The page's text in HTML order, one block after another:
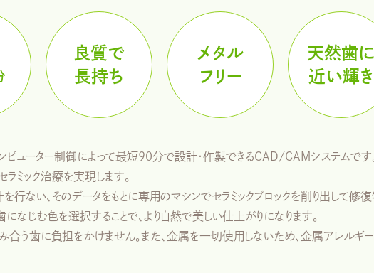
良質で
長持ち
メタル
フリー
天然歯に
近い輝き
コンピューター制御によって最短90分で設計・作製できるCAD/CAMシステム
ミック治療を実現します。
行ない、そのデータをもとに専用のマシンでセラミックブロックを削り出して修復
になじむ色を選択することで、より自然で美しい仕上がりになります。
合う歯に負担をかけません。また、金属を一切使用しないため、金属アレルギ